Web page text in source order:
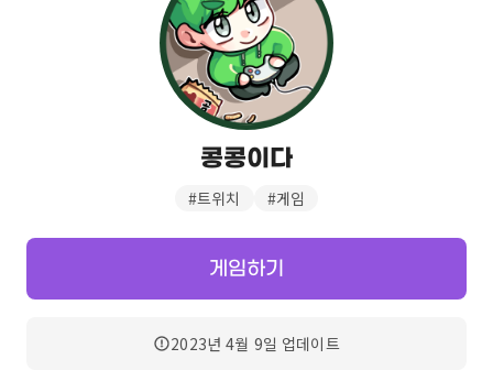
콩콩이다
#트위치 #게임
게임하기
2023년 4월 9일 업데이트